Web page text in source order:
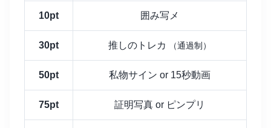
10pt 囲み写メ
30pt 推しのトレカ （通過制）
50pt 私物サイン or 15秒動画
75pt 証明写真 or ピンプリ